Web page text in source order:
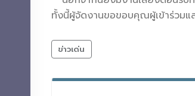
ทั้งนี้ผู้จัดงานขอขอบคุณผู้เข้าร่วมแ
ข่าวเด่น